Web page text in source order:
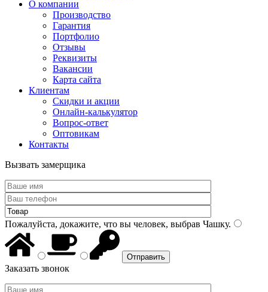
О компании
Производство
Гарантия
Портфолио
Отзывы
Реквизиты
Вакансии
Карта сайта
Клиентам
Скидки и акции
Онлайн-калькулятор
Вопрос-ответ
Оптовикам
Контакты
Вызвать замерщика
Пожалуйста, докажите, что вы человек, выбрав Чашку.
Заказать звонок